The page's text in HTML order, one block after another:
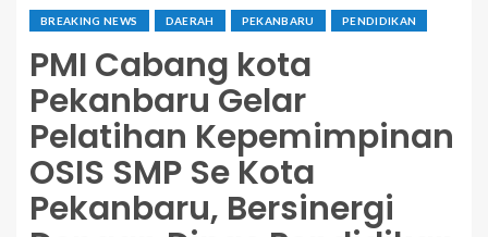
BREAKING NEWS DAERAH PEKANBARU PENDIDIKAN
PMI Cabang kota
Pekanbaru Gelar
Pelatihan Kepemimpinan
OSIS SMP Se Kota
Pekanbaru, Bersinergi